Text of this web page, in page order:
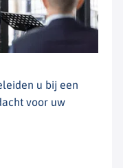
u bij een
voor uw